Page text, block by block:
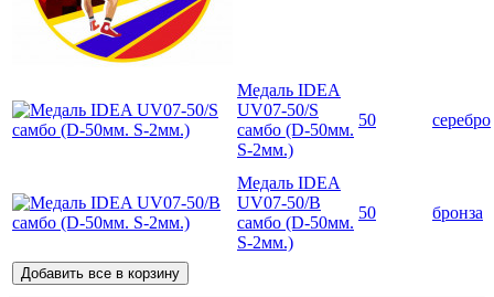
Медаль IDEA
UV07-50/S
самбо (D-50мм.
S-2мм.)
50 серебро
Медаль IDEA
UV07-50/B
самбо (D-50мм.
S-2мм.)
50 бронза
Добавить все в корзину